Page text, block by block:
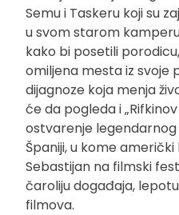
Semu i Taskeru koji su
u svom starom
kako bi posetili
omiljena mesta iz svoje
dijagnoze koja menja
će da pogleda i
ostvarenje legendarnog
Španiji, u kome
Sebastijan na filmski
čaroliju događaja,
filmova.